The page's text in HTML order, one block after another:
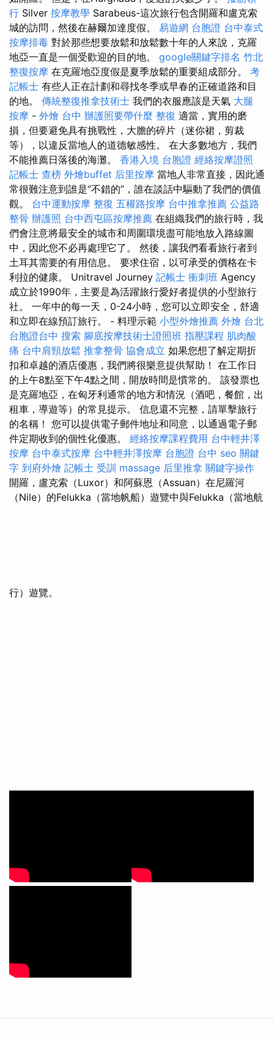
行 Silver 按摩教學 Sarabeus-這次旅行包含開羅和盧克索
城的訪問，然後在赫爾加達度假。 易遊網 台胞證 台中泰式
按摩排毒 對於那些想要放鬆和放鬆數十年的人來說，克羅
地亞一直是一個受歡迎的目的地。 google關鍵字排名 竹北
整復按摩 在克羅地亞度假是夏季放鬆的重要組成部分。 考
記帳士 有些人正在計劃和尋找冬季或早春的正確道路和目
的地。 傳統整復推拿技術士 我們的衣服應該是天氣 大腿
按摩 - 外燴 台中 辦護照要帶什麼 整復 適當，實用的磨
損，但要避免具有挑戰性，大膽的碎片（迷你裙，剪裁
等），以違反當地人的道德敏感性。 在大多數地方，我們
不能推薦日落後的海灘。 香港入境 台胞證 經絡按摩證照
記帳士 查榜 外燴buffet 后里按摩 當地人非常直接，因此通
常很難注意到誰是“不錯的”，誰在談話中驅動了我們的價值
觀。 台中運動按摩 整復 五權路按摩 台中推拿推薦 公益路
整骨 辦護照 台中西屯區按摩推薦 在組織我們的旅行時，我
們會注意將最安全的城市和周圍環境盡可能地放入路線圖
中，因此您不必再處理它了。 然後，讓我們看看旅行者到
土耳其需要的有用信息。 要求住宿，以可承受的價格在卡
利拉的健康。 Unitravel Journey 記帳士 衝刺班 Agency
成立於1990年，主要是為活躍旅行愛好者提供的小型旅行
社。 一年中的每一天，0-24小時，您可以立即安全，舒適
和立即在線預訂旅行。 - 料理示範 小型外燴推薦 外燴 台北
台胞證台中 搜索 腳底按摩技術士證照班 指壓課程 肌肉酸
痛 台中肩頸放鬆 推拿整骨 協會成立 如果您想了解定期折
扣和卓越的酒店優惠，我們將很樂意提供幫助！ 在工作日
的上午8點至下午4點之間，開放時間是慣常的。 該發票也
是克羅地亞，在匈牙利通常的地方和情況（酒吧，餐館，出
租車，導遊等）的常見提示。 信息還不完整，請單擊旅行
的名稱！ 您可以提供電子郵件地址和同意，以通過電子郵
件定期收到的個性化優惠。 經絡按摩課程費用 台中輕井澤
按摩 台中泰式按摩 台中輕井澤按摩 台胞證 台中 seo 關鍵
字 到府外燴 記帳士 受訓 massage 后里推拿 關鍵字操作
開羅，盧克索（Luxor）和阿蘇恩（Assuan）在尼羅河
（Nile）的Felukka（當地帆船）遊覽中與Felukka（當地航
行）遊覽。